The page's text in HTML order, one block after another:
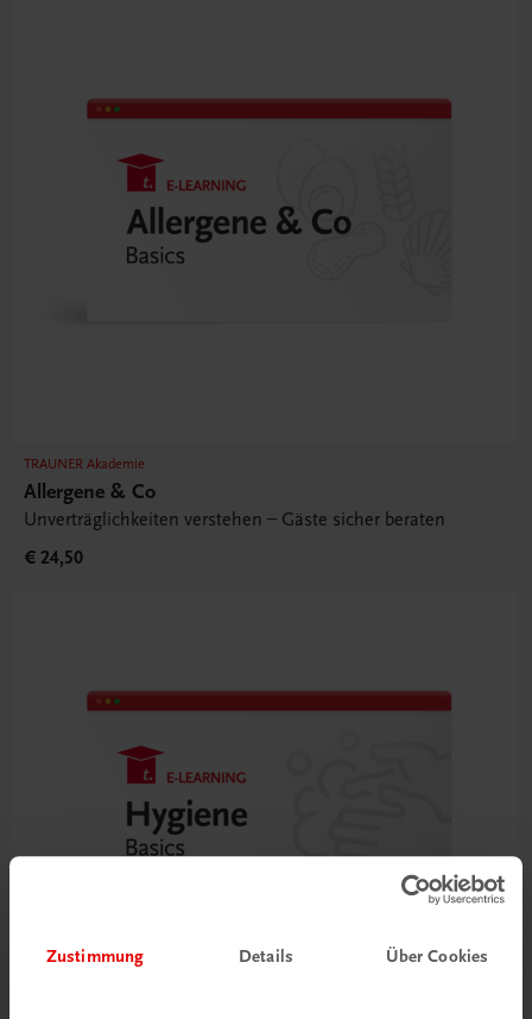
Zustimmung Details Über Cookies
TRAUNER Akademie
Allergene & Co
Unverträglichkeiten verstehen – Gäste sicher beraten
€ 24,50